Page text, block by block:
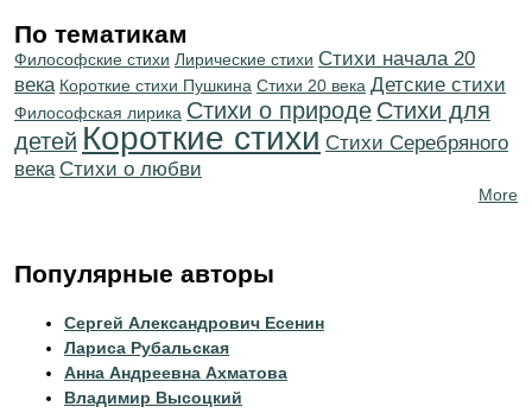
По тематикам
Философские стихи Лирические стихи Cтихи начала 20
века Короткие стихи Пушкина Стихи 20 века Детские стихи
Философская лирика Стихи о природе Стихи для
детей Короткие стихи Cтихи Серебряного
века Стихи о любви
More
Популярные авторы
Сергей Александрович Есенин
Лариса Рубальская
Анна Андреевна Ахматова
Владимир Высоцкий